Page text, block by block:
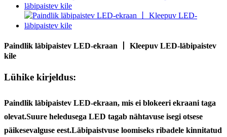
Paindlik läbipaistev LED-ekraan 丨 Kleepuv LED-läbipaistev
kile
Lühike kirjeldus:
Paindlik läbipaistev LED-ekraan, mis ei blokeeri ekraani taga
olevat.Suure heledusega LED tagab nähtavuse isegi otsese
päikesevalguse eest.Läbipaistvuse loomiseks ribadele kinnitatud